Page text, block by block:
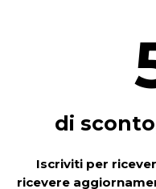
di
Iscriviti per
ricevere